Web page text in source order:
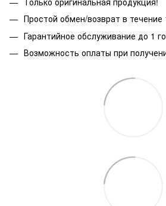
Простой обмен/возврат в течение
Гарантийное обслуживание до 1
Возможность оплаты при